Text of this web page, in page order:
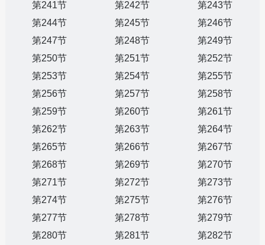
第241节
第242节
第243节
第244节
第245节
第246节
第247节
第248节
第249节
第250节
第251节
第252节
第253节
第254节
第255节
第256节
第257节
第258节
第259节
第260节
第261节
第262节
第263节
第264节
第265节
第266节
第267节
第268节
第269节
第270节
第271节
第272节
第273节
第274节
第275节
第276节
第277节
第278节
第279节
第280节
第281节
第282节